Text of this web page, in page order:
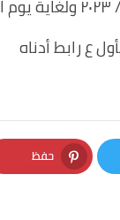
ع رابط أدناه
حفظ
Pinterest